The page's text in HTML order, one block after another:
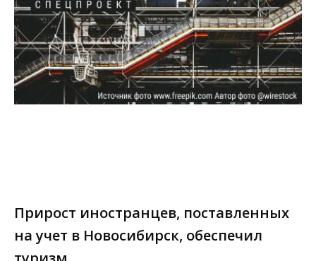
Прирост иностранцев, поставленных
на учет в Новосибирск, обеспечил